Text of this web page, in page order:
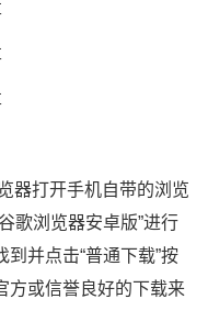
器打开手机自带的浏览
歌浏览器安卓版”进行
并点击“普通下载”按
方或信誉良好的下载来